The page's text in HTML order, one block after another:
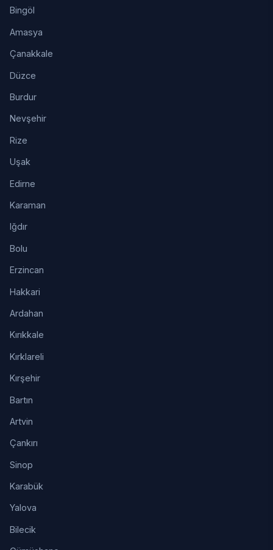
Bingöl
Amasya
Çanakkale
Düzce
Burdur
Nevşehir
Rize
Uşak
Edirne
Karaman
Iğdır
Bolu
Erzincan
Hakkari
Ardahan
Kırıkkale
Kırklareli
Kırşehir
Bartın
Artvin
Çankırı
Sinop
Karabük
Yalova
Bilecik